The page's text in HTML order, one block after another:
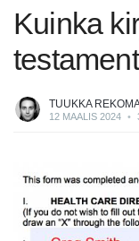
Kuinka
TUUKKA
12 MAALIS 2024 •